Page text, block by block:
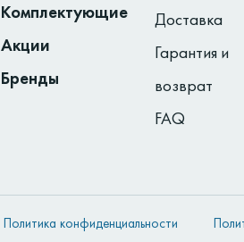
Комплектующие
Акции
Бренды
Доставка
Гарантия и
возврат
FAQ
Политика конфиденциальности